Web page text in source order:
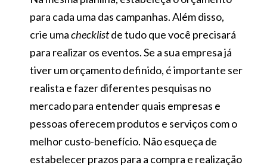
para cada uma das campanhas. Além disso,
crie umachecklistde tudo que você precisará
para realizar os eventos. Se a sua empresa já
tiver um orçamento definido, é importante ser
realista e fazer diferentes pesquisas no
mercado para entender quais empresas e
pessoas oferecem produtos e serviços com o
melhor custo-benefício. Não esqueça de
estabelecer prazos para a compra e realização